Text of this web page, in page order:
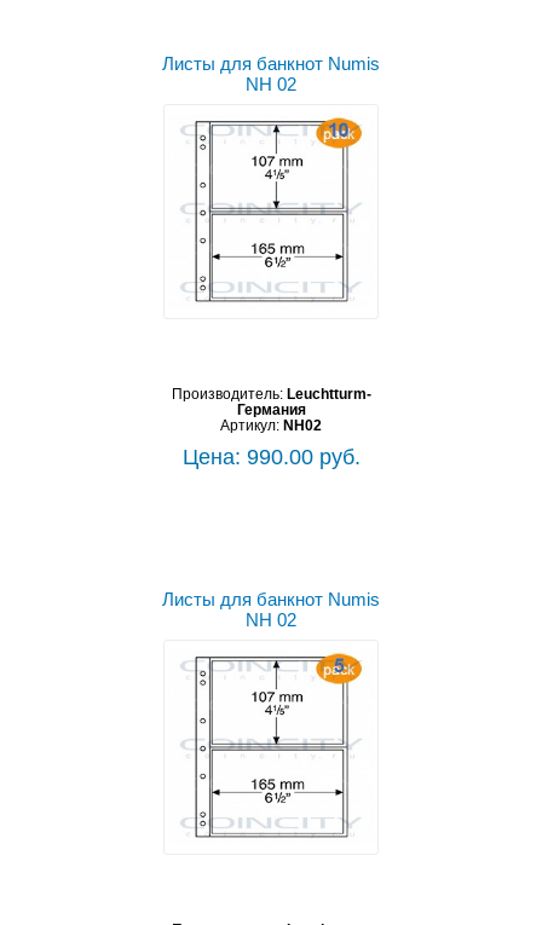
Листы для банкнот Numis
NH 02
Производитель: Leuchtturm-
Германия
Артикул: NH02
Цена: 990.00 руб.
Листы для банкнот Numis
NH 02